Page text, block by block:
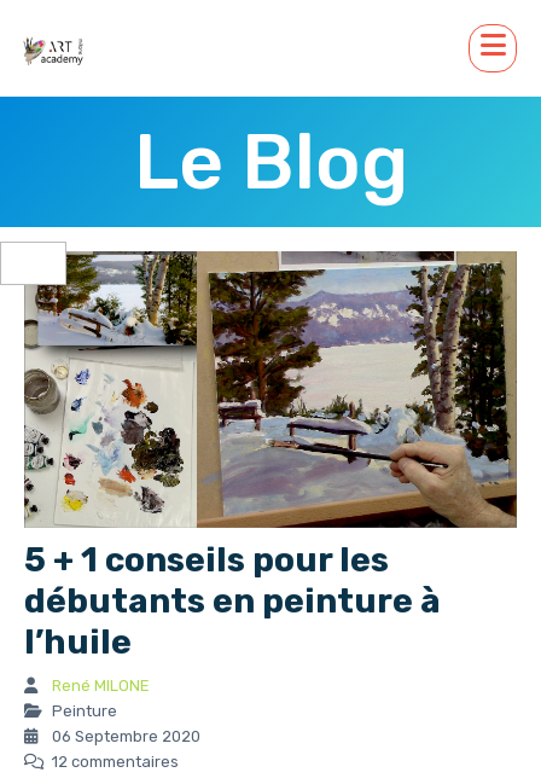
Le Blog
5 + 1 conseils pour les
débutants en peinture à
l’huile
René MILONE
Peinture
06 Septembre 2020
12 commentaires